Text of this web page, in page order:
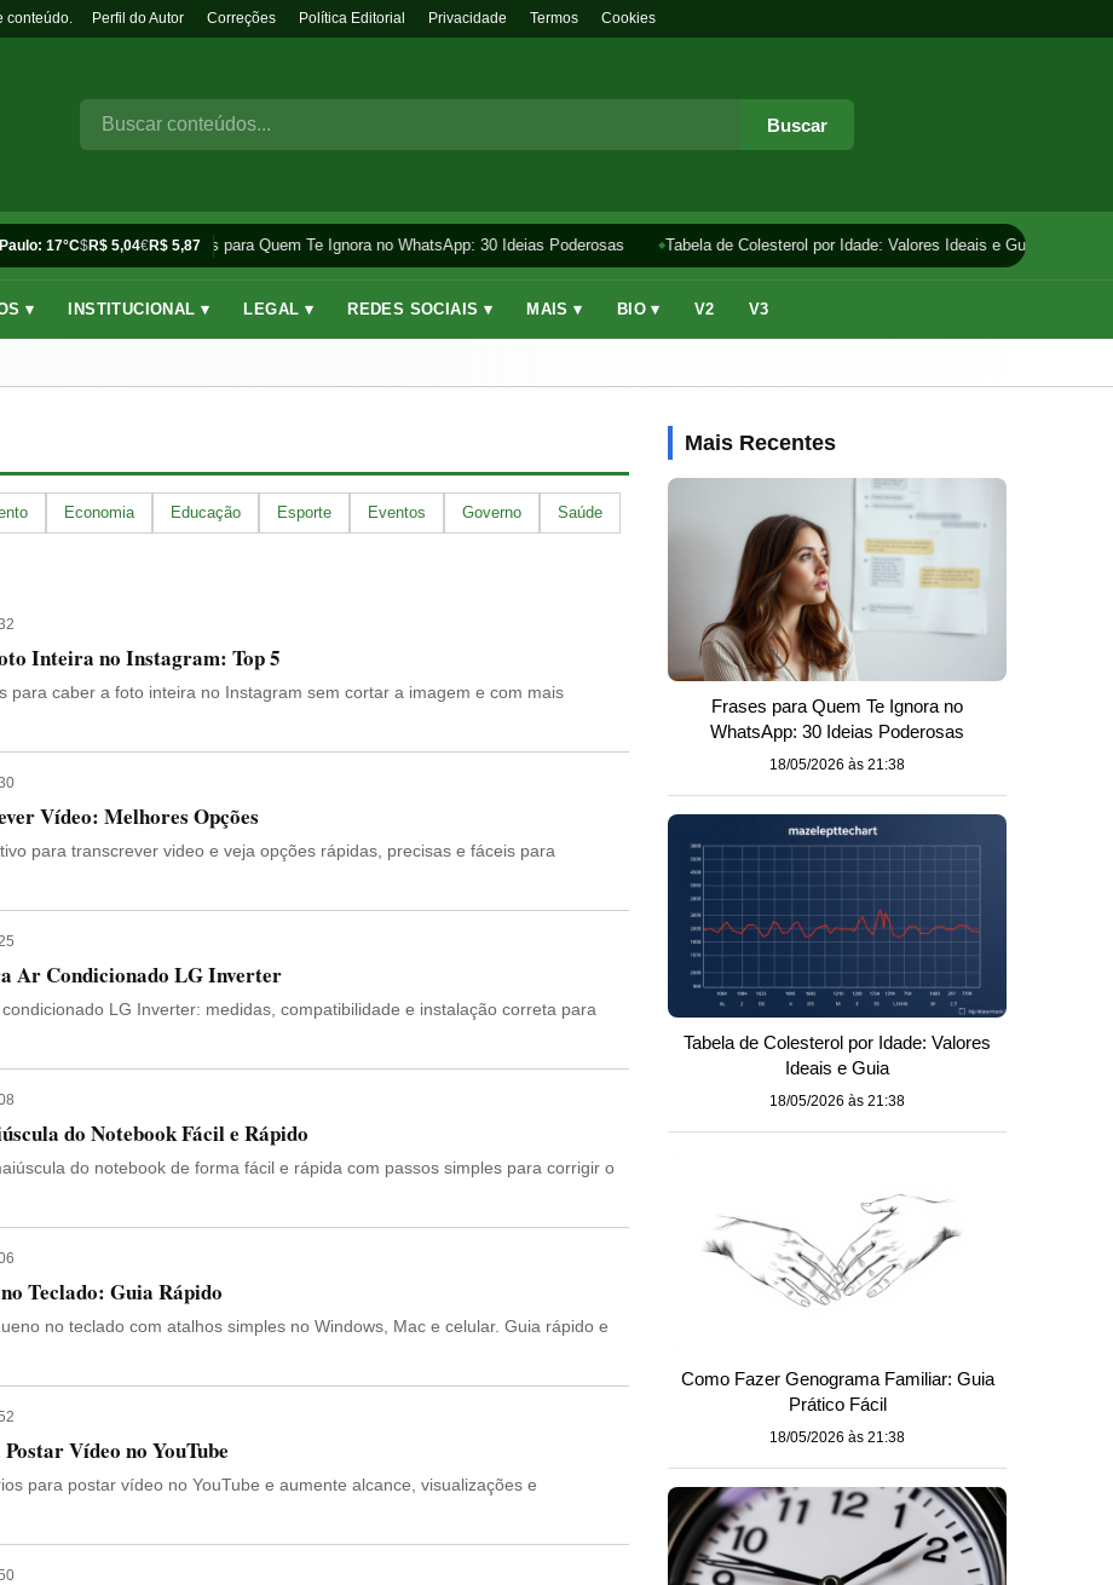
conteúdo. Perfil do Autor Correções Política Editorial Privacidade Termos Cookies
Buscar
17°C$R$ 5,04€R$ 5,87
Frases para Quem Te Ignora no WhatsApp: 30 Ideias Poderosas Tabela de Colesterol por Idade: Valores Ideais e Guia
▾ INSTITUCIONAL ▾ LEGAL ▾ REDES SOCIAIS ▾ MAIS ▾ BIO ▾ V2 V3
Economia Educação Esporte Eventos Governo Saúde
Inteira no Instagram: Top 5
para caber a foto inteira no Instagram sem cortar a imagem e com mais
Vídeo: Melhores Opções
para transcrever video e veja opções rápidas, precisas e fáceis para
Ar Condicionado LG Inverter
LG Inverter: medidas, compatibilidade e instalação correta para
do Notebook Fácil e Rápido
do notebook de forma fácil e rápida com passos simples para corrigir o
Teclado: Guia Rápido
no teclado com atalhos simples no Windows, Mac e celular. Guia rápido e
Vídeo no YouTube
para postar vídeo no YouTube e aumente alcance, visualizações e
Mais Recentes
Frases para Quem Te Ignora no
WhatsApp: 30 Ideias Poderosas
18/05/2026 às 21:38
Tabela de Colesterol por Idade: Valores
Ideais e Guia
18/05/2026 às 21:38
Como Fazer Genograma Familiar: Guia
Prático Fácil
18/05/2026 às 21:38